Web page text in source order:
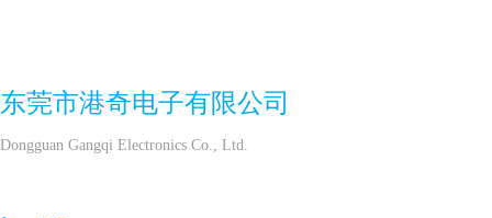
东莞市港奇电子有限公司
Dongguan Gangqi Electronics Co., Ltd.